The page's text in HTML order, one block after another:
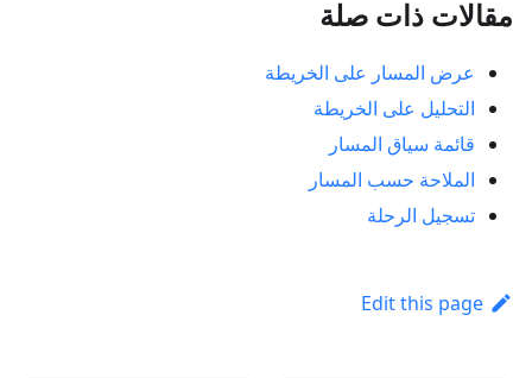
مقالات ذات صلة
عرض المسار على الخريطة
التحليل على الخريطة
قائمة سياق المسار
الملاحة حسب المسار
تسجيل الرحلة
Edit this page